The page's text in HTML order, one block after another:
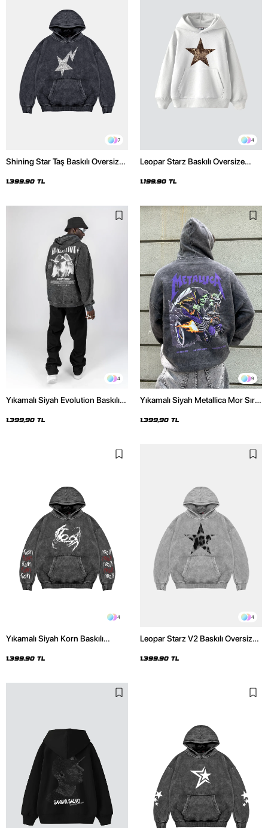
7
Shining Star Taş Baskılı Oversize
Hoodie
1.399,90 TL
4
Leopar Starz Baskılı Oversize
1.199,90 TL
4
Yıkamalı Siyah Evolution Baskılı
Hoodie
1.399,90 TL
9
Yıkamalı Siyah Metallica Mor Sırt
Hoodie
1.399,90 TL
4
Yıkamalı Siyah Korn Baskılı
1.399,90 TL
4
Leopar Starz V2 Baskılı Oversize
Hoodie
1.399,90 TL